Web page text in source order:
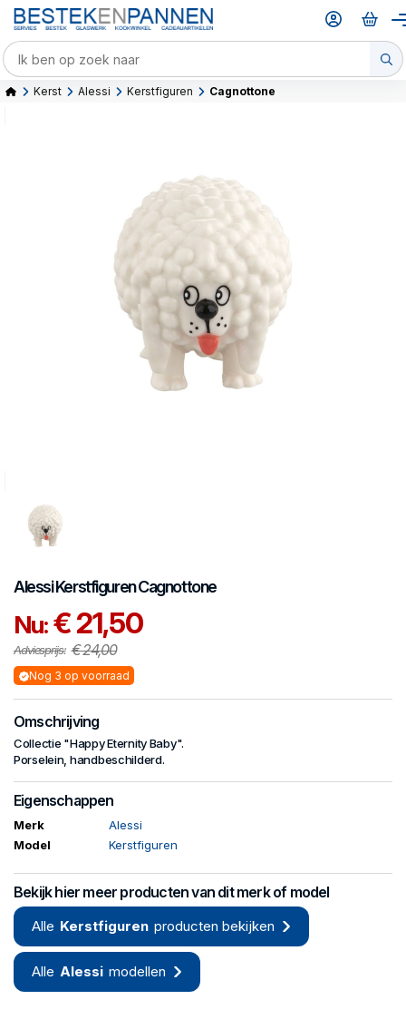
Kerst Alessi Kerstfiguren Cagnottone
AlessiKerstfigurenCagnottone
Nu:€ 21,50
Adviesprijs: € 24,00
Nog 3 op voorraad
Omschrijving
Collectie "Happy Eternity Baby".
Porselein, handbeschilderd.
Eigenschappen
Merk
Alessi
Model
Kerstfiguren
Bekijk hier meer producten van dit merk of model
Alle Kerstfiguren producten bekijken
Alle Alessi modellen